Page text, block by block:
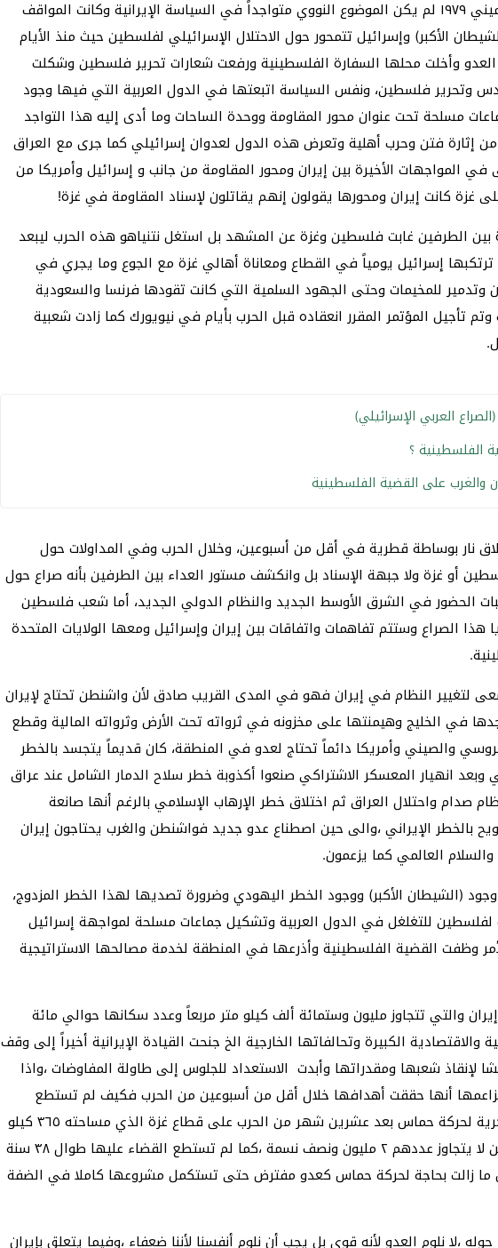
بالعودة إلى بداية ثورة الخميني ١٩٧٩ لم يكن الموضوع النووي متواجداً في السياسة الإيرانية وكانت المواقف
الأكبر) وإسرائيل تتمحور حول الاحتلال الإسرائيلي لفلسطين حيث منذ الأيام
العدو وأخلت محلها السفارة الفلسطينية ورفعت شعارات تحرير فلسطين وشكلت
وتحرير فلسطين، ونفس السياسة اتبعتها في الدول العربية التي فيها وجود
مسلحة تحت عنوان محور المقاومة ووحدة الساحات وما أدى إليه هذا التواجد
إثارة فتن وحرب أهلية وتعرض هذه الدول لعدوان إسرائيلي كما جرى مع العراق
في المواجهات الأخيرة بين إيران ومحور المقاومة من جانب و إسرائيل وأمريكا من
غزة كانت إيران ومحورها يقولون إنهم يقاتلون لإسناد المقاومة في غزة!
بين الطرفين غابت فلسطين وغزة عن المشهد بل استغل نتنياهو هذه الحرب ليبعد
ترتكبها إسرائيل يومياً في القطاع ومعاناة أهالي غزة مع الجوع وما يجري في
وتدمير للمخيمات وحتى الجهود السلمية التي كانت تقودها فرنسا والسعودية
تأجيل المؤتمر المقرر انعقاده قبل الحرب بأيام في نيويورك كما زادت شعبية
العربي الإسرائيلي)
الفلسطينية ؟
والغرب على القضية الفلسطينية
نار بوساطة قطرية في أقل من أسبوعين، وخلال الحرب وفي المداولات حول
أو غزة ولا جبهة الإسناد بل وانكشف مستور العداء بين الطرفين بأنه صراع حول
الحضور في الشرق الأوسط الجديد والنظام الدولي الجديد، أما شعب فلسطين
الصراع وستتم تفاهمات واتفاقات بين إيران وإسرائيل ومعها الولايات المتحدة
لتغيير النظام في إيران فهو في المدى القريب صادق لأن واشنطن تحتاج لإيران
في الخليج وهيمنتها على مخزونه في ثرواته تحت الأرض وثرواته المالية وقطع
والصيني وأمريكا دائماً تحتاج لعدو في المنطقة، كان قديماً يتجسد بالخطر
وبعد انهيار المعسكر الاشتراكي صنعوا أكذوبة خطر سلاح الدمار الشامل عند عراق
واحتلال العراق ثم اختلاق خطر الإرهاب الإسلامي بالرغم أنها صانعة
بالخطر الإيراني ،والى حين اصطناع عدو جديد فواشنطن والغرب يحتاجون إيران
العالمي كما يزعمون.
(الشيطان الأكبر) ووجود الخطر اليهودي وضرورة تصديها لهذا الخطر المزدوج،
لفلسطين للتغلغل في الدول العربية وتشكيل جماعات مسلحة لمواجهة إسرائيل
وظفت القضية الفلسطينية وأذرعها في المنطقة لخدمة مصالحها الاستراتيجية
والتي تتجاوز مليون وستمائة ألف كيلو متر مربعاً وعدد سكانها حوالي مائة
والاقتصادية الكبيرة وتحالفاتها الخارجية الخ جنحت القيادة الإيرانية أخيراً إلى وقف
لإنقاذ شعبها ومقدراتها وأبدت الاستعداد للجلوس إلى طاولة المفاوضات ،واذا
أنها حققت أهدافها خلال أقل من أسبوعين من الحرب فكيف لم تستطع
القضاء على القدرات العسكرية لحركة حماس بعد عشرين شهر من الحرب على قطاع غزة الذي مساحته ٣٦٥ كيلو
متر مربع فقط وسكانه الذين لا يتجاوز عددهم ٢ مليون ونصف نسمة ،كما لم تستطع القضاء عليها طوال ٣٨ سنة
ما زالت بحاجة لحركة حماس كعدو مفترض حتى تستكمل مشروعها كاملا في الضفة
،لا نلوم العدو لأنه قوي بل يجب أن نلوم أنفسنا لأننا ضعفاء ،وفيما يتعلق بإيران